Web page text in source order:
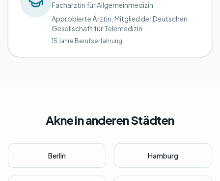
Fachärztin für Allgemeinmedizin
Approbierte Ärztin, Mitglied der Deutschen
Gesellschaft für Telemedizin
15 Jahre Berufserfahrung
Akne in anderen Städten
Berlin Hamburg